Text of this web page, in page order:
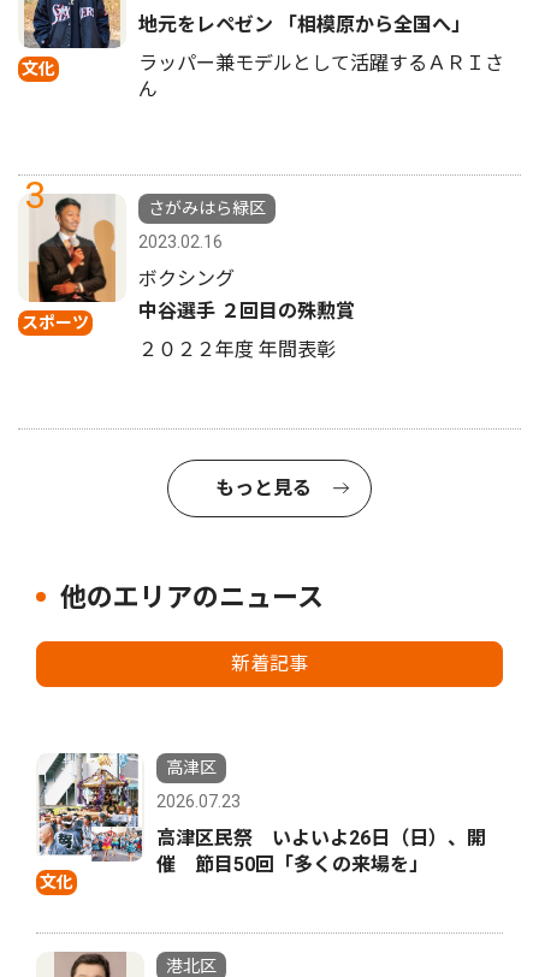
文化
地元をレペゼン 「相模原から全国へ」
ラッパー兼モデルとして活躍するＡＲＩさ
ん
3
スポーツ
さがみはら緑区
2023.02.16
ボクシング
中谷選手 ２回目の殊勲賞
２０２２年度 年間表彰
もっと見る
他のエリアのニュース
新着記事
文化
高津区
2026.07.23
高津区民祭 いよいよ26日（日）、開
催 節目50回「多くの来場を」
港北区